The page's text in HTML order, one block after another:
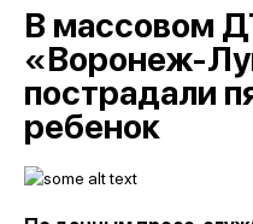
В массовом
«Воронеж-
пострадали
ребенок